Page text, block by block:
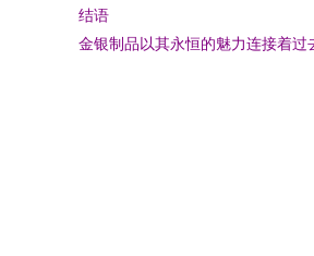
结语
金银制品以其永恒的魅力连接着